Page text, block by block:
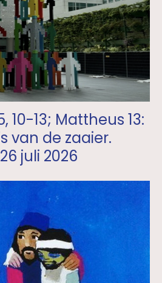
10-13; Mattheus 13:
van de zaaier.
juli 2026